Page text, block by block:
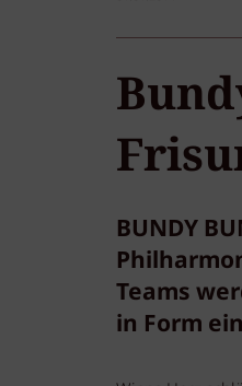
BUNDY
Teams
in Form